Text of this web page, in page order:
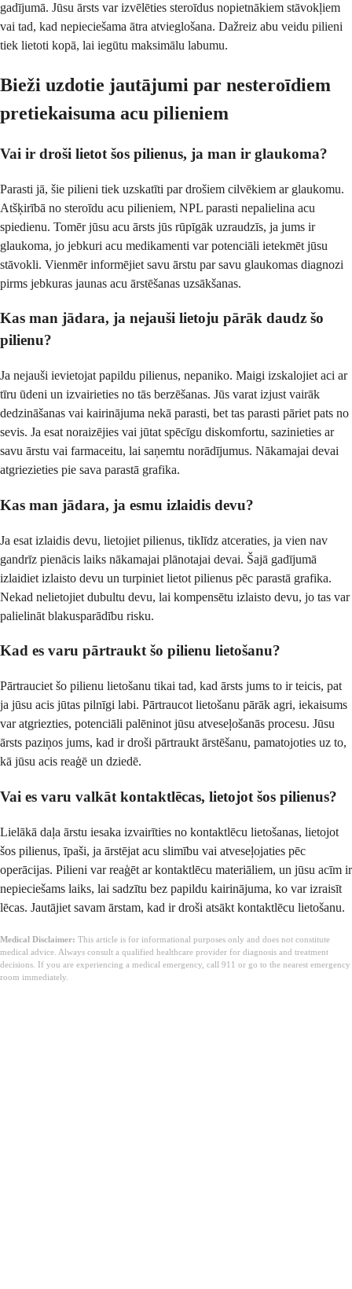
gadījumā. Jūsu ārsts var izvēlēties steroīdus nopietnākiem stāvokļiem
vai tad, kad nepieciešama ātra atvieglošana. Dažreiz abu veidu pilieni
tiek lietoti kopā, lai iegūtu maksimālu labumu.
Bieži uzdotie jautājumi par nesteroīdiem
pretiekaisuma acu pilieniem
Vai ir droši lietot šos pilienus, ja man ir glaukoma?
Parasti jā, šie pilieni tiek uzskatīti par drošiem cilvēkiem ar glaukomu.
Atšķirībā no steroīdu acu pilieniem, NPL parasti nepalielina acu
spiedienu. Tomēr jūsu acu ārsts jūs rūpīgāk uzraudzīs, ja jums ir
glaukoma, jo jebkuri acu medikamenti var potenciāli ietekmēt jūsu
stāvokli. Vienmēr informējiet savu ārstu par savu glaukomas diagnozi
pirms jebkuras jaunas acu ārstēšanas uzsākšanas.
Kas man jādara, ja nejauši lietoju pārāk daudz šo
pilienu?
Ja nejauši ievietojat papildu pilienus, nepaniko. Maigi izskalojiet aci ar
tīru ūdeni un izvairieties no tās berzēšanas. Jūs varat izjust vairāk
dedzināšanas vai kairinājuma nekā parasti, bet tas parasti pāriet pats no
sevis. Ja esat noraizējies vai jūtat spēcīgu diskomfortu, sazinieties ar
savu ārstu vai farmaceitu, lai saņemtu norādījumus. Nākamajai devai
atgriezieties pie sava parastā grafika.
Kas man jādara, ja esmu izlaidis devu?
Ja esat izlaidis devu, lietojiet pilienus, tiklīdz atceraties, ja vien nav
gandrīz pienācis laiks nākamajai plānotajai devai. Šajā gadījumā
izlaidiet izlaisto devu un turpiniet lietot pilienus pēc parastā grafika.
Nekad nelietojiet dubultu devu, lai kompensētu izlaisto devu, jo tas var
palielināt blakusparādību risku.
Kad es varu pārtraukt šo pilienu lietošanu?
Pārtrauciet šo pilienu lietošanu tikai tad, kad ārsts jums to ir teicis, pat
ja jūsu acis jūtas pilnīgi labi. Pārtraucot lietošanu pārāk agri, iekaisums
var atgriezties, potenciāli palēninot jūsu atveseļošanās procesu. Jūsu
ārsts paziņos jums, kad ir droši pārtraukt ārstēšanu, pamatojoties uz to,
kā jūsu acis reaģē un dziedē.
Vai es varu valkāt kontaktlēcas, lietojot šos pilienus?
Lielākā daļa ārstu iesaka izvairīties no kontaktlēcu lietošanas, lietojot
šos pilienus, īpaši, ja ārstējat acu slimību vai atveseļojaties pēc
operācijas. Pilieni var reaģēt ar kontaktlēcu materiāliem, un jūsu acīm ir
nepieciešams laiks, lai sadzītu bez papildu kairinājuma, ko var izraisīt
lēcas. Jautājiet savam ārstam, kad ir droši atsākt kontaktlēcu lietošanu.
Medical Disclaimer: This article is for informational purposes only and does not constitute
medical advice. Always consult a qualified healthcare provider for diagnosis and treatment
decisions. If you are experiencing a medical emergency, call 911 or go to the nearest emergency
room immediately.